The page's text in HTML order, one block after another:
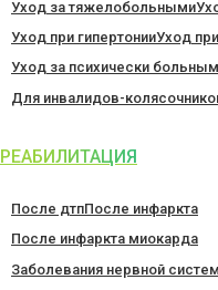
Уход за тяжелобольными
Уход при гипертонииУход
Уход за психически
Для инвалидов-
РЕАБИЛИТАЦИЯ
После дтпПосле инфаркта
После инфаркта миокарда
Заболевания нервной